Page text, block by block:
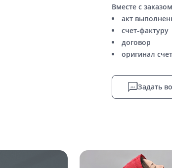
Вместе с
акт
счет-фактуру
договор
оригинал
Задать